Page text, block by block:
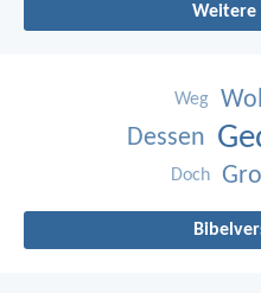
Weitere
Weg
Dessen
Doch